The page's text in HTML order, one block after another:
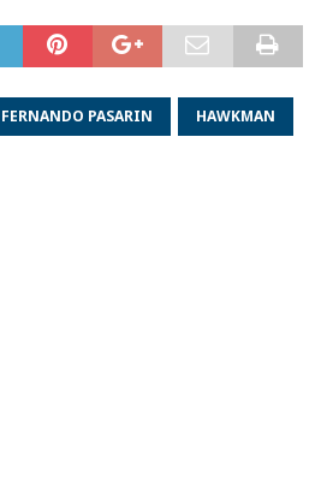
FERNANDO PASARIN HAWKMAN